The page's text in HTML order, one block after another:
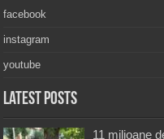
facebook
instagram
youtube
Latest Posts
11 milioane